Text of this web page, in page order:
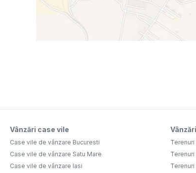
Vânzări case vile
Case vile de vânzare Bucuresti
Case vile de vânzare Satu Mare
Case vile de vânzare Iasi